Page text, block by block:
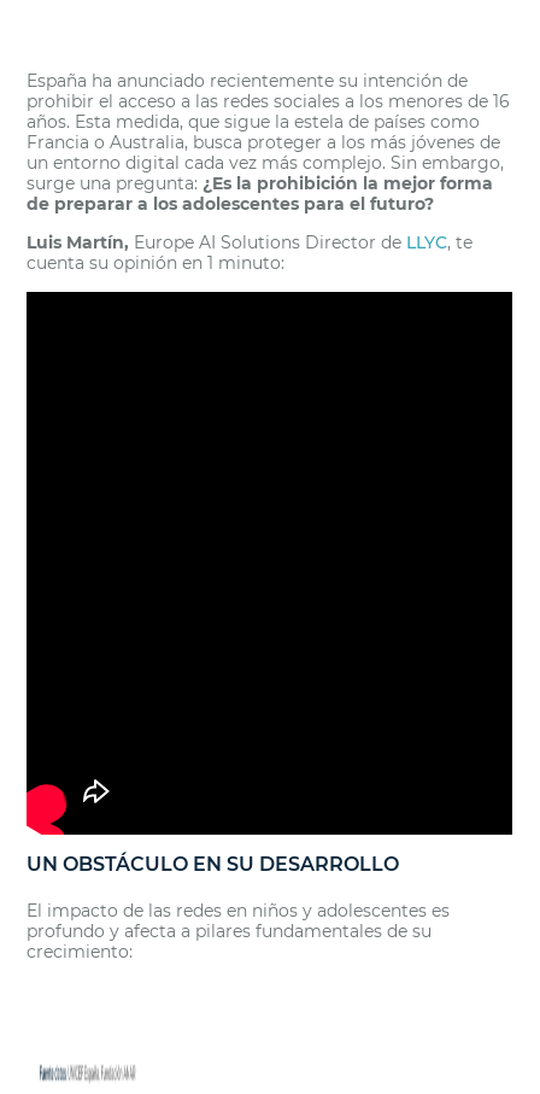
España ha anunciado recientemente su intención de
prohibir el acceso a las redes sociales a los menores de 16
años. Esta medida, que sigue la estela de países como
Francia o Australia, busca proteger a los más jóvenes de
un entorno digital cada vez más complejo. Sin embargo,
surge una pregunta: ¿Es la prohibición la mejor forma
de preparar a los adolescentes para el futuro?
Luis Martín, Europe AI Solutions Director de LLYC, te
cuenta su opinión en 1 minuto:
UN OBSTÁCULO EN SU DESARROLLO
El impacto de las redes en niños y adolescentes es
profundo y afecta a pilares fundamentales de su
crecimiento: